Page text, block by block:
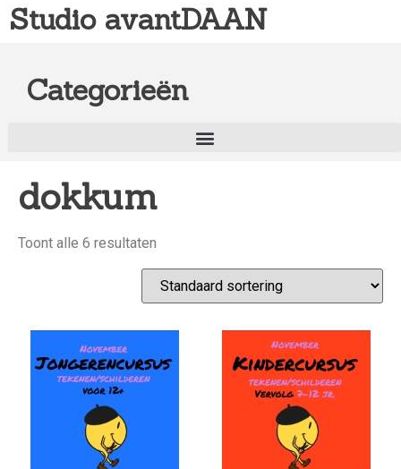
Studio avantDAAN
Categorieën
dokkum
Toont alle 6 resultaten